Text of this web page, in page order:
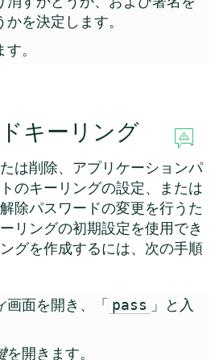
を決定します。
。
キーリング
は削除、アプリケーションパ
のキーリングの設定、または
除パスワードの変更を行うた
リングの初期設定を使用でき
グを作成するには、次の手順
画面を開き、「 pass 」と入
を開きます。